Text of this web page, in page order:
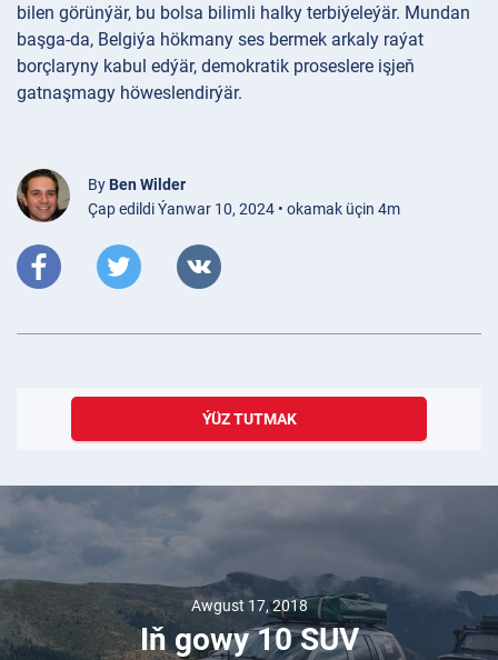
bilen görünýär, bu bolsa bilimli halky terbiýeleýär. Mundan
başga-da, Belgiýa hökmany ses bermek arkaly raýat
borçlaryny kabul edýär, demokratik proseslere işjeň
gatnaşmagy höweslendirýär.
By Ben Wilder
Çap edildi Ýanwar 10, 2024 • okamak üçin 4m
ÝÜZ TUTMAK
Awgust 17, 2018
Iň gowy 10 SUV